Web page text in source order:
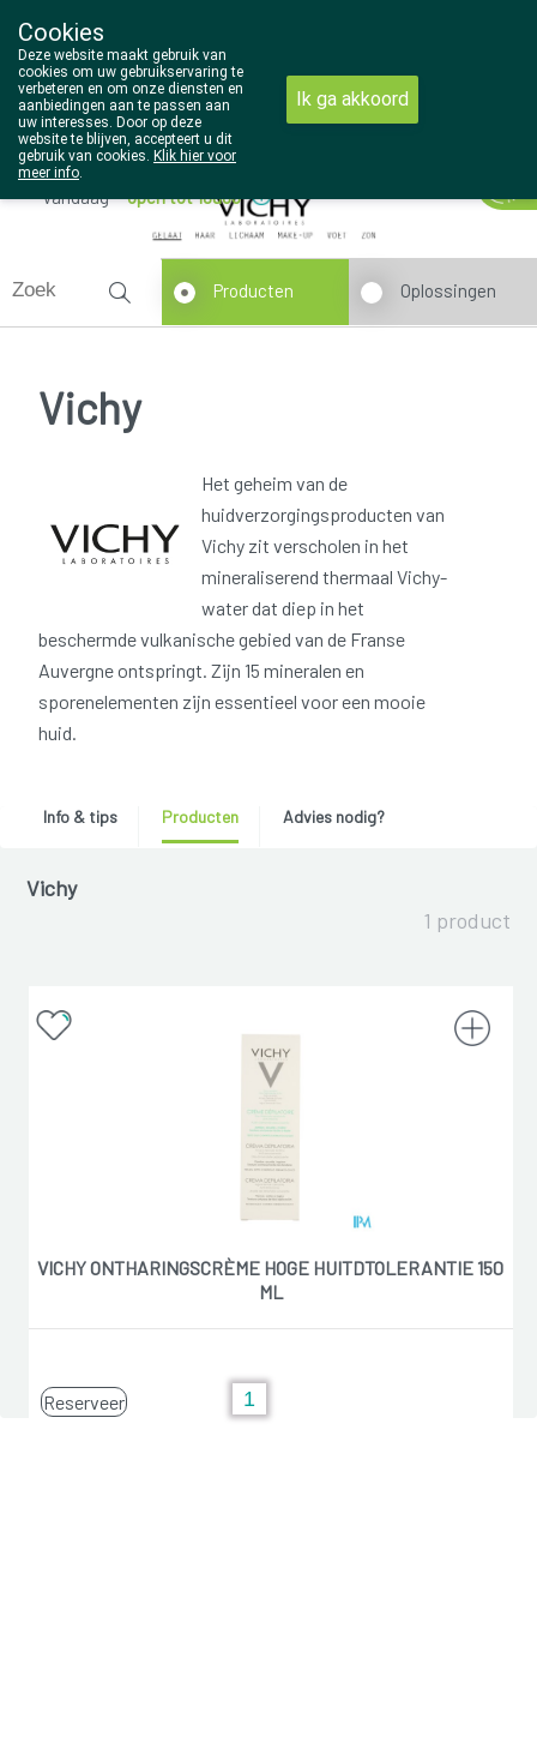
014/810298
Vandaag open tot 18u30
Producten Oplossingen
Vichy
Het geheim van de
huidverzorgingsproducten van
Vichy zit verscholen in het
mineraliserend thermaal Vichy-
water dat diep in het
beschermde vulkanische gebied van de Franse
Auvergne ontspringt. Zijn 15 mineralen en
sporenelementen zijn essentieel voor een mooie
huid.
Info & tips Producten Advies nodig?
Vichy
1 product
VICHY ONTHARINGSCRÈME HOGE HUITDTOLERANTIE 150
ML
Reserveer
Cookies
Deze website maakt gebruik van
cookies om uw gebruikservaring te
verbeteren en om onze diensten en
aanbiedingen aan te passen aan
uw interesses. Door op deze
website te blijven, accepteert u dit
gebruik van cookies. Klik hier voor
meer info.
Ik ga akkoord